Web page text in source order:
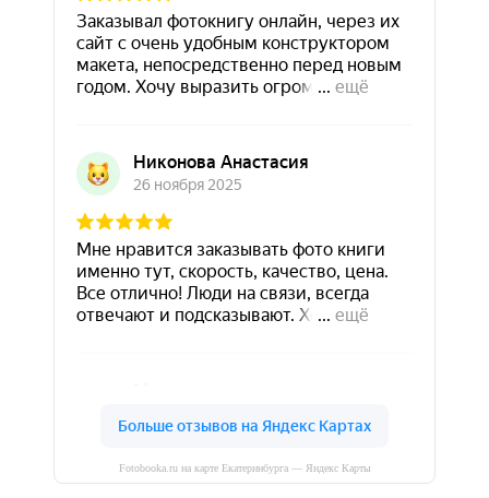
Fotobooka.ru на карте Екатеринбурга — Яндекс Карты